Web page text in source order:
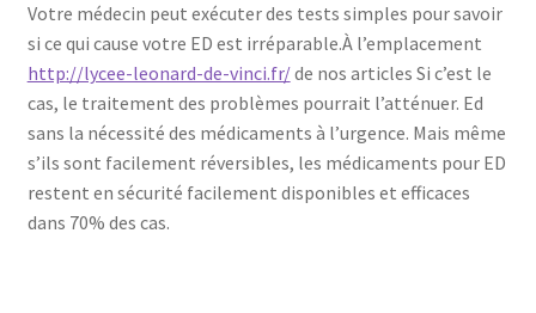
Votre médecin peut exécuter des tests simples pour savoir
si ce qui cause votre ED est irréparable.À l’emplacement
http://lycee-leonard-de-vinci.fr/de nos articles Si c’est le
cas, le traitement des problèmes pourrait l’atténuer. Ed
sans la nécessité des médicaments à l’urgence. Mais même
s’ils sont facilement réversibles, les médicaments pour ED
restent en sécurité facilement disponibles et efficaces
dans 70% des cas.